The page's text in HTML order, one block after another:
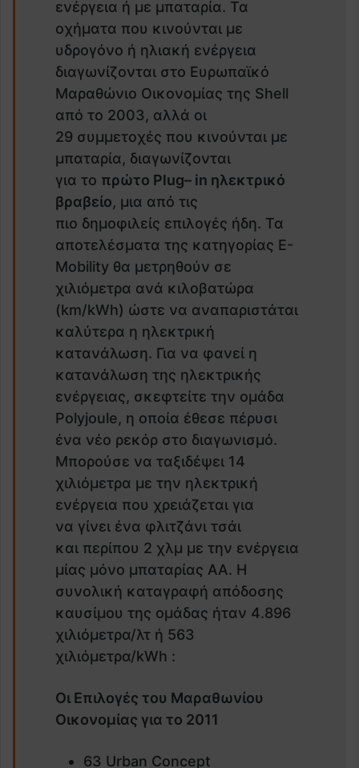
ενέργεια ή με μπαταρία. Τα
οχήματα που κινούνται με
υδρογόνο ή ηλιακή ενέργεια
διαγωνίζονται στο Ευρωπαϊκό
Μαραθώνιο Οικονομίας της Shell
από το 2003, αλλά οι
29 συμμετοχές που κινούνται με
μπαταρία, διαγωνίζονται
για το πρώτο Plug– in ηλεκτρικό
βραβείο, μια από τις
πιο δημοφιλείς επιλογές ήδη. Τα
αποτελέσματα της κατηγορίας E-
Mobility θα μετρηθούν σε
χιλιόμετρα ανά κιλοβατώρα
(km/kWh) ώστε να αναπαριστάται
καλύτερα η ηλεκτρική
κατανάλωση. Για να φανεί η
κατανάλωση της ηλεκτρικής
ενέργειας, σκεφτείτε την ομάδα
Polyjoule, η οποία έθεσε πέρυσι
ένα νέο ρεκόρ στο διαγωνισμό.
Μπορούσε να ταξιδέψει 14
χιλιόμετρα με την ηλεκτρική
ενέργεια που χρειάζεται για
να γίνει ένα φλιτζάνι τσάι
και περίπου 2 χλμ με την ενέργεια
μίας μόνο μπαταρίας AA. Η
συνολική καταγραφή απόδοσης
καυσίμου της ομάδας ήταν 4.896
χιλιόμετρα/λτ ή 563
χιλιόμετρα/kWh :
Οι Επιλογές του Μαραθωνίου
Οικονομίας για το 2011
63 Urban Concept